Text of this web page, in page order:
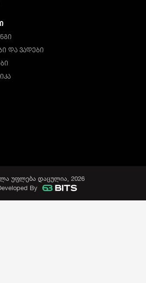
ᲓᲐ ᲕᲐᲓᲔᲑᲘ
უფლება დაცულია, 2026
By